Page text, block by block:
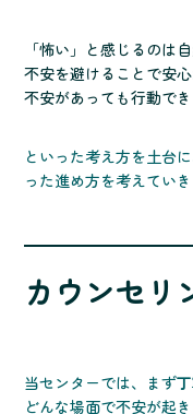
「怖い」と感じるのは
不安を避けることで安
不安があっても行動で
といった考え方を土台
った進め方を考えていき
カウンセリ
当センターでは、まず
どんな場面で不安が起